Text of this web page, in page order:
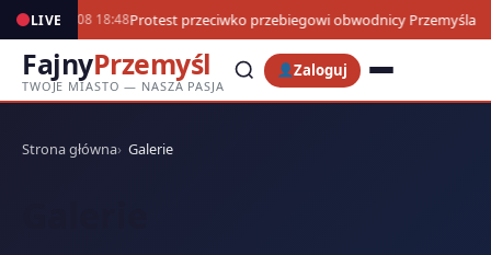
LIVE06.08 18:48Protest przeciwko przebiegowi obwodnicy Przemyśla
FajnyPrzemyśl
TWOJE MIASTO — NASZA PASJA
Zaloguj
Strona główna Galerie